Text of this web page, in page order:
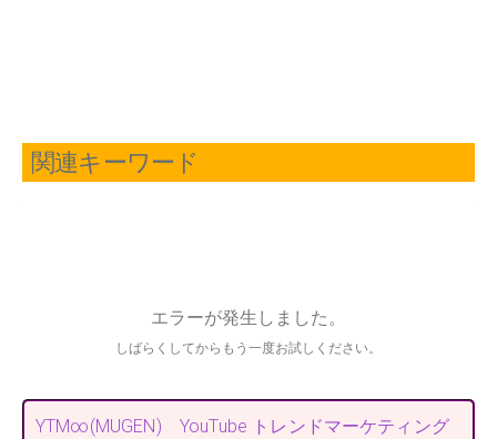
関連キーワード
YTM∞(MUGEN) YouTube トレンドマーケティング